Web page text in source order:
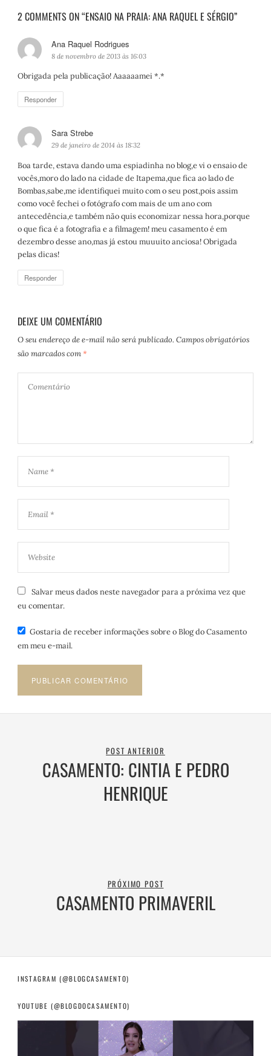
2 COMMENTS ON “ENSAIO NA PRAIA: ANA RAQUEL E SÉRGIO”
Ana Raquel Rodrigues
i
s
8 de novembro de 2013 às 16:03
Obrigada pela publicação! Aaaaaamei *.*
Responder
Sara Strebe
i
s
e
:
29 de janeiro de 2014 às 18:32
Boa tarde, estava dando uma espiadinha no blog,e vi o ensaio de
vocês,moro do lado na cidade de Itapema,que fica ao lado de
Bombas,sabe,me identifiquei muito com o seu post,pois assim
como você fechei o fotógrafo com mais de um ano com
antecedência,e também não quis economizar nessa hora,porque
o que fica é a fotografia e a filmagem! meu casamento é em
dezembro desse ano,mas já estou muuuito anciosa! Obrigada
pelas dicas!
Responder
DEIXE UM COMENTÁRIO
O seu endereço de e-mail não será publicado. Campos obrigatórios
são marcados com *
Salvar meus dados neste navegador para a próxima vez que
eu comentar.
Gostaria de receber informações sobre o Blog do Casamento
em meu e-mail.
POST ANTERIOR
CASAMENTO: CINTIA E PEDRO
HENRIQUE
PRÓXIMO POST
CASAMENTO PRIMAVERIL
INSTAGRAM (@BLOGCASAMENTO)
YOUTUBE (@BLOGDOCASAMENTO)